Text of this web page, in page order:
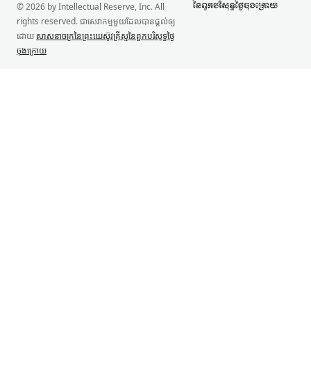
© 2026 by Intellectual Reserve, Inc. All
rights reserved. ជា​សេវាកម្ម​មួយ​ដែល​បាន​ផ្ដល់​ឲ្យ​
ដោយ សាសនាចក្រ​នៃ​ព្រះយេស៊ូវគ្រីស្ទ​នៃ​ពួក​បរិសុទ្ធ​ថ្ងៃ​
ចុង​ក្រោយ